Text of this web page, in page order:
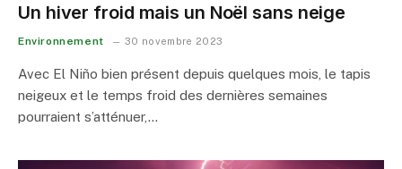
Un hiver froid mais un Noël sans neige
Environnement 30 novembre 2023
Avec El Niño bien présent depuis quelques mois, le tapis
neigeux et le temps froid des dernières semaines
pourraient s’atténuer,…